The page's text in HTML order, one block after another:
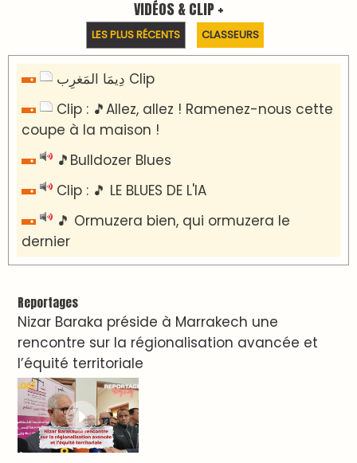
VIDÉOS & CLIP +
LES PLUS RÉCENTS CLASSEURS
دِيمَا المَغرِب Clip
Clip : 🎵Allez, allez ! Ramenez-nous cette
coupe à la maison !
🎵Bulldozer Blues
Clip : 🎵 LE BLUES DE L'IA
🎵 Ormuzera bien, qui ormuzera le
dernier
Reportages
Nizar Baraka préside à Marrakech une
rencontre sur la régionalisation avancée et
l’équité territoriale